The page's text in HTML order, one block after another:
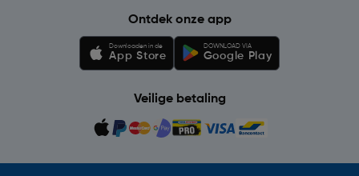
Ontdek onze app
Downloaden in de
App Store
DOWNLOAD VIA
Google Play
Veilige betaling